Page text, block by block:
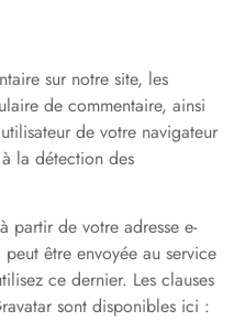
sur notre site, les
de commentaire, ainsi
de votre navigateur
la détection des
partir de votre adresse e-
être envoyée au service
ce dernier. Les clauses
sont disponibles ici :